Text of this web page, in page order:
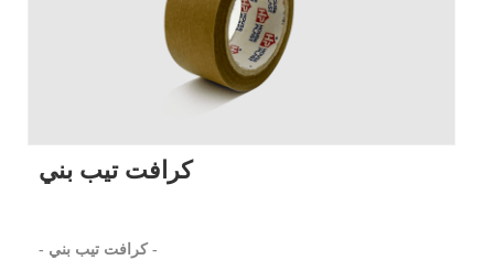
كرافت تيب بني
- كرافت تيب بني -